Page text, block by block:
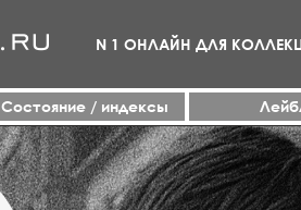
N 1 ОНЛАЙН ДЛЯ
Cостояние / индексы